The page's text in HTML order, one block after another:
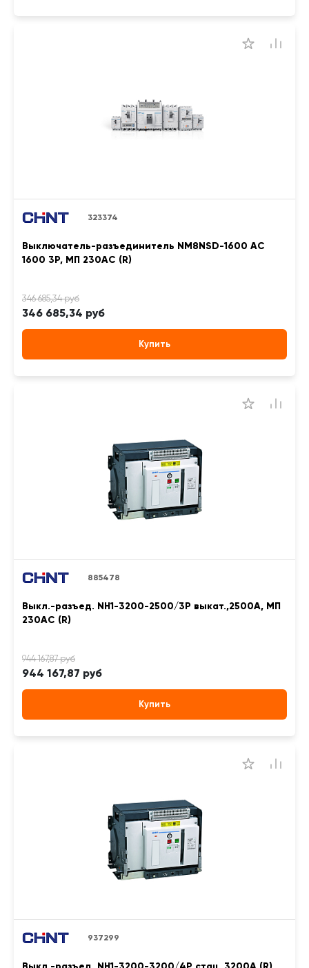
323374
Выключатель-разъединитель NM8NSD-1600 AC
1600 3P, МП 230AC (R)
346 685,34 руб
Купить
885478
Выкл.-разъед. NH1-3200-2500/3P выкат.,2500А, МП
230AC (R)
944 167,87 руб
Купить
937299